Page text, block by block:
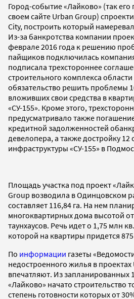
Город-событие «Лайково» (так
своем сайте Urban Group)
City, построить который
Из-за банкротства компании
феврале 2016 года к решению
пайщиков подключилась
подписала трехстороннее
строительного комплекса области
обязательство решить проблемы
вложивших свои средства в
«СУ-155». Кроме этого,
предусматривало также
кредитной задолженностей
девелопера, а также достройку
инфраструктуры «СУ-155» в
Площадь участка под проект
Group возводила в Одинцовском
составляет 116,84 га. На нем
многоквартирных дома высотой от
таунхаусов. Речь идет о 1,75 млн
которой на квартиры придется
По информации газеты
недостроенного жилья в
впечатляют. Из запланированных
«Лайково» начато строительство
степень готовности которых от